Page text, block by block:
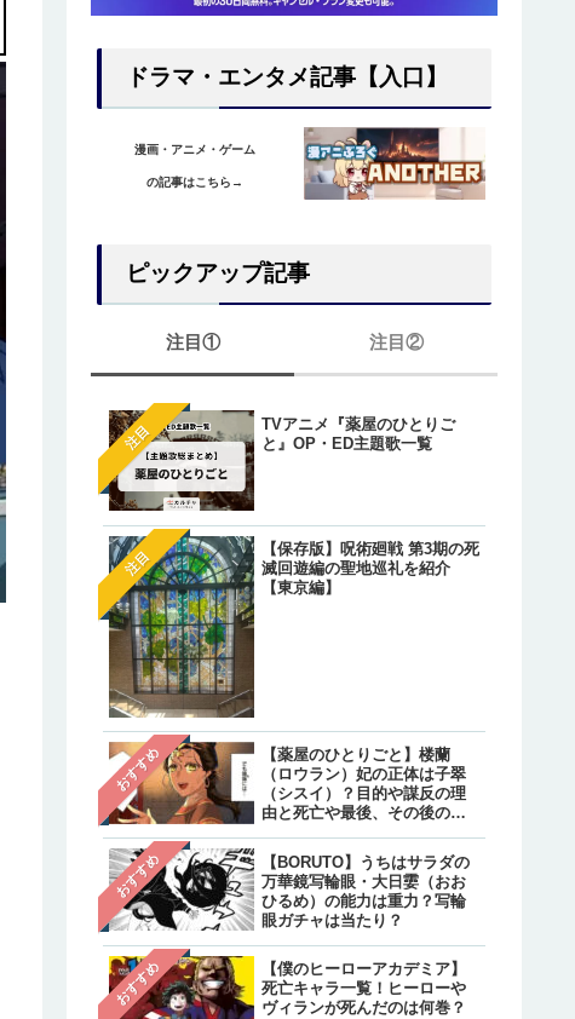
ドラマ・エンタメ記事【入口】
漫画・アニメ・ゲーム
の記事はこちら→
ピックアップ記事
注目①
注目
TVアニメ『薬屋のひとりご
と』OP・ED主題歌一覧
注目
【保存版】呪術廻戦 第3期の死
滅回遊編の聖地巡礼を紹介
【東京編】
おすすめ
【薬屋のひとりごと】楼蘭
（ロウラン）妃の正体は子翠
（シスイ）？目的や謀反の理
由と死亡や最後、その後の生
おすすめ
【BORUTO】うちはサラダの
万華鏡写輪眼・大日孁（おお
ひるめ）の能力は重力？写輪
眼ガチャは当たり？
おすすめ
【僕のヒーローアカデミア】
死亡キャラ一覧！ヒーローや
ヴィランが死んだのは何巻？
注目②
注目
【ワンピース】ゲッコー
リアの正体は『光月もり
注目
【オレが私になるまで】
明（アキラ）のあざとか
いシーン総まとめ！
注目
【炎炎ノ消防隊】森羅の母
親・万里日下部（マリク
ベ）の正体は？実は生き
て最後はどうなった？
注目
【呪術廻戦】乙骨憂太の
後は？結婚相手は禪院真
続編で死亡しリカの指輪
へ継承